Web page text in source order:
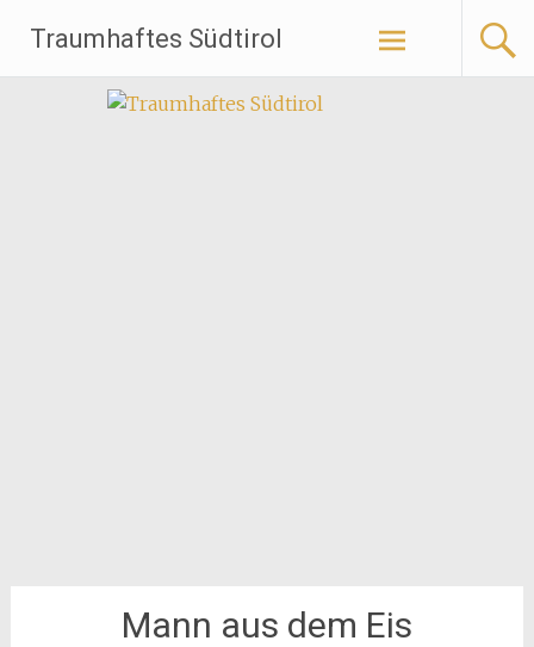
Traumhaftes Südtirol
Weiter
Mann aus dem Eis